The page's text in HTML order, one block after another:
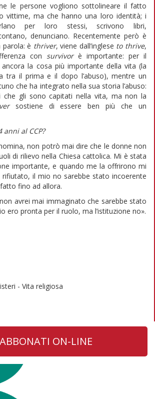
le persone vogliono sottolineare il fatto
vittime, ma che hanno una loro identità; i
per loro stessi, scrivono libri,
denunciano. Recentemente però è
è thriver, viene dall’inglese to thrive,
con survivorè importante: per il
ancora la cosa più importante della vita (la
tra il prima e il dopo l’abuso), mentre un
che ha integrato nella sua storia l’abuso:
che gli sono capitati nella vita, ma non la
sostiene di essere ben più che un
al CCP?
non potrò mai dire che le donne non
di rilievo nella Chiesa cattolica. Mi è stata
importante, e quando me la offrirono mi
rifiutato, il mio no sarebbe stato incoerente
fino ad allora.
avrei mai immaginato che sarebbe stato
ero pronta per il ruolo, ma l’istituzione no».
- Vita religiosa
ABBONATI ON-LINE